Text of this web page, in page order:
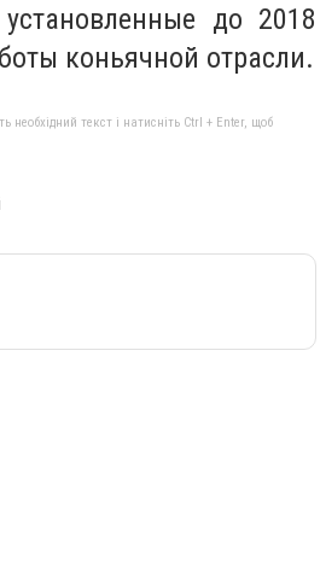
до 2018
коньячной отрасли.
необхідний текст і натисніть Ctrl + Enter, щоб